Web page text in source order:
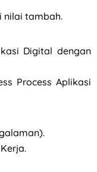
nilai tambah.
Digital dengan
Process Aplikasi